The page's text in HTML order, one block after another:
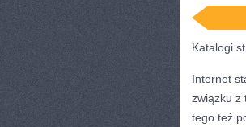
Katalogi
Internet
związku z
tego też